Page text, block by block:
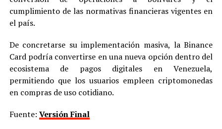
cumplimiento de las normativas financieras vigentes en
el país.
De concretarse su implementación masiva, la Binance
Card podría convertirse en una nueva opción dentro del
ecosistema de pagos digitales en Venezuela,
permitiendo que los usuarios empleen criptomonedas
en compras de uso cotidiano.
Fuente: Versión Final